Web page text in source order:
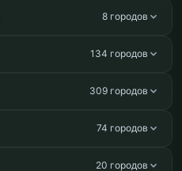
8 городов
134 городов
309 городов
74 городов
20 городов